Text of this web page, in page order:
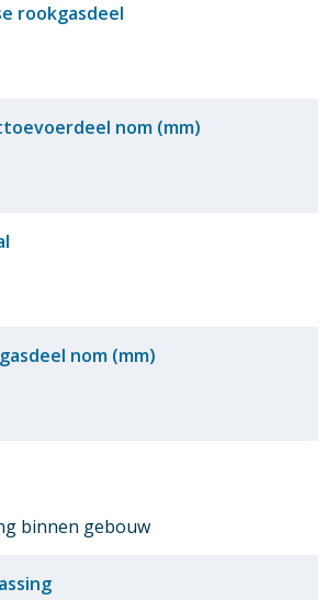
rookgasdeel
nom (mm)
nom (mm)
binnen gebouw